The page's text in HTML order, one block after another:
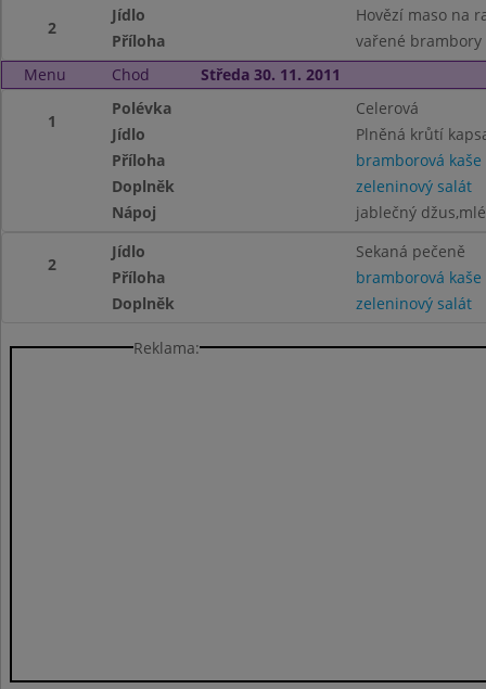
2
Jídlo
Hovězí maso na
Příloha
vařené brambory
Menu
Chod Středa 30. 11. 2011
1
Polévka
Celerová
Jídlo
Plněná krůtí
Příloha
bramborová kaše
Doplněk
zeleninový salát
Nápoj
jablečný
2
Jídlo
Sekaná pečeně
Příloha
bramborová kaše
Doplněk
zeleninový salát
Reklama: